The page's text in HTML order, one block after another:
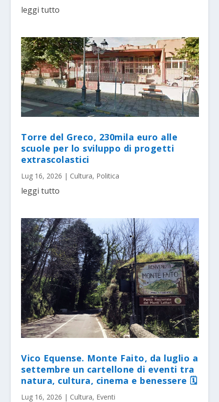
leggi tutto
Torre del Greco, 230mila euro alle
scuole per lo sviluppo di progetti
extrascolastici
Lug 16, 2026 | Cultura, Politica
leggi tutto
Vico Equense. Monte Faito, da luglio a
settembre un cartellone di eventi tra
natura, cultura, cinema e benessere 🗓
Lug 16, 2026 | Cultura, Eventi